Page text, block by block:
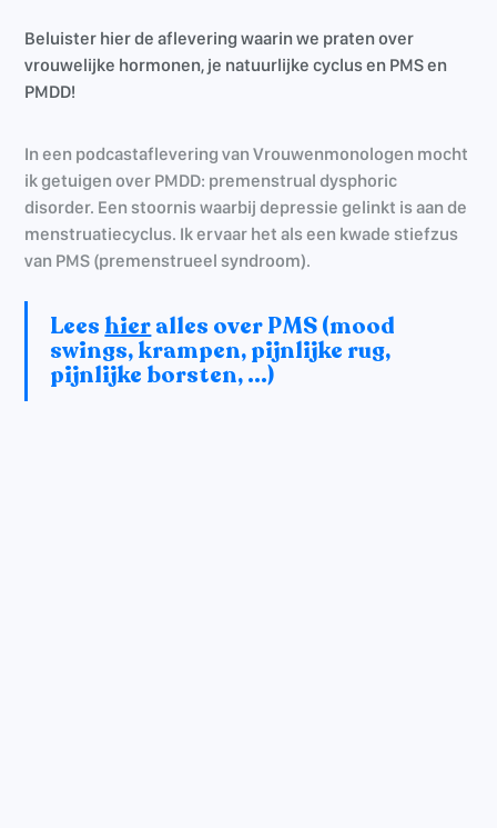
Beluister hier de aflevering waarin we praten over
vrouwelijke hormonen, je natuurlijke cyclus en PMS en
PMDD!
In een podcastaflevering van Vrouwenmonologen mocht
ik getuigen over PMDD: premenstrual dysphoric
disorder. Een stoornis waarbij depressie gelinkt is aan de
menstruatiecyclus. Ik ervaar het als een kwade stiefzus
van PMS (premenstrueel syndroom).
Lees hieralles over PMS (mood
swings, krampen, pijnlijke rug,
pijnlijke borsten, ...)